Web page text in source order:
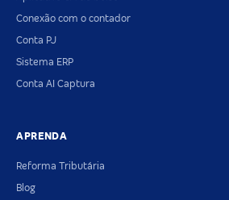
Conexão com o contador
Conta PJ
Sistema ERP
Conta AI Captura
APRENDA
Reforma Tributária
Blog